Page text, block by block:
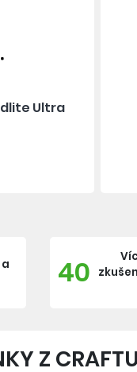
Ultra
40
Z CRAFTU